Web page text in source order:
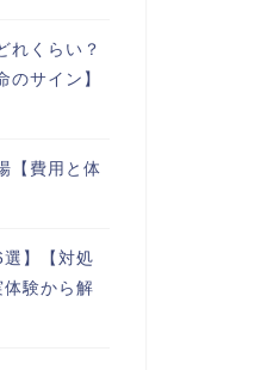
れくらい？
のサイン】
【費用と体
】【対処
験から解